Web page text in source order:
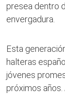
presea dentro
envergadura.
Esta
halteras
jóvenes
próximos